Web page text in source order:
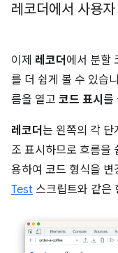
레코더에서 사용
이제 레코더 에서 분할
를 더 쉽게 볼 수 있습
름을 열고 코드 표시 를
레코더 는 왼쪽의 각 단
조 표시하므로 흐름을
용하여 코드 형식을 변
Test 스크립트와 같은